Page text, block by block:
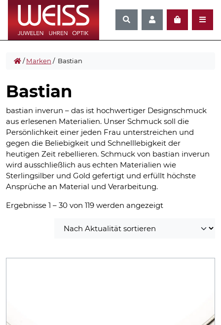
/Marken / Bastian
Bastian
bastian inverun – das ist hochwertiger Designschmuck
aus erlesenen Materialien. Unser Schmuck soll die
Persönlichkeit einer jeden Frau unterstreichen und
gegen die Beliebigkeit und Schnelllebigkeit der
heutigen Zeit rebellieren. Schmuck von bastian inverun
wird ausschließlich aus echten Materialien wie
Sterlingsilber und Gold gefertigt und erfüllt höchste
Ansprüche an Material und Verarbeitung.
Ergebnisse 1 – 30 von 119 werden angezeigtNach